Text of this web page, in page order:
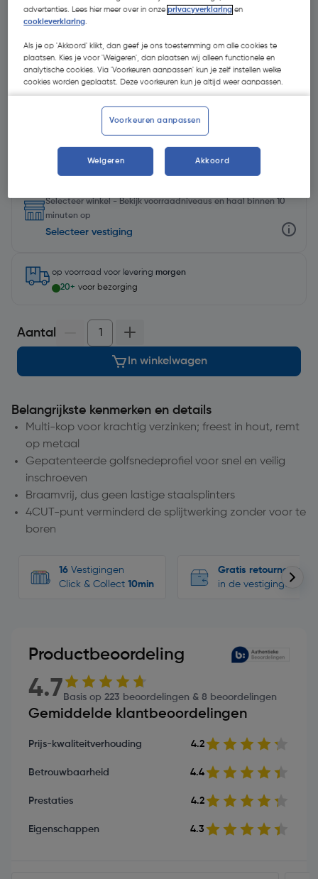
€ 9,60| Excl. btw € 7,93
Kies productvariant(16)
Selecteer winkel - Bekijk voorraadniveaus en haal binnen 10
minuten op
Selecteer vestiging
op voorraad voor levering morgen
20+ voor bezorging
Aantal
In winkelwagen
Belangrijkste kenmerken en details
Multi-kop voor krachtig verzinken; freest in hout, remt
op metaal
Gepatenteerde golfsnedeprofiel voor snel en veilig
inschroeven
Braamvrij, dus geen lastige staalsplinters
4CUT-punt verminderd de splijtwerking zonder voor te
boren
16 Vestigingen
Click & Collect 10min
Gratis retourneren
in de vestigingen
Productbeoordeling
4.7 Basis op 223 beoordelingen & 8 beoordelingen
Gemiddelde klantbeoordelingen
Prijs-kwaliteitverhouding 4.2
Betrouwbaarheid 4.4
Prestaties 4.2
Eigenschappen 4.3
advertenties. Lees hier meer over in onzeprivacyverklaring en
cookieverklaring
Als je op 'Akkoord' klikt, dan geef je ons toestemming om alle cookies te
plaatsen. Kies je voor 'Weigeren', dan plaatsen wij alleen functionele en
analytische cookies. Via 'Voorkeuren aanpassen' kun je zelf instellen welke
cookies worden geplaatst. Deze voorkeuren kun je altijd weer aanpassen.
Voorkeuren aanpassen
Weigeren Akkoord